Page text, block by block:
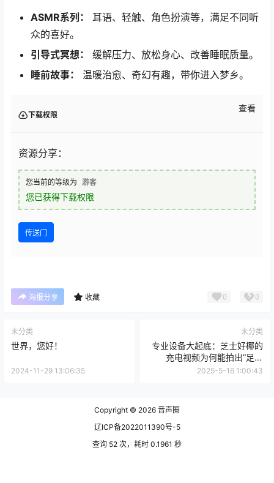
ASMR系列：
耳语、轻触、角色扮演等，满足不同听
众的喜好。
引导式冥想：
缓解压力、放松身心、改善睡眠质量。
睡前故事：
温暖治愈、奇幻有趣，带你进入梦乡。
下载权限
查看
资源分享：
您当前的等级为 游客
您已获得下载权限
传送门
海报分享 收藏 0 0
未分类
世界，您好！
2024-11-29 13:06:35
未分类
专业设备大起底：芝士好椰的
充电视频为何能拍出“足膜
ASMR”的神级效果？
2025-5-16 1:00:43
Copyright © 2026 音声圈
辽ICP备2022011390号-5
查询 52 次，耗时 0.1961 秒